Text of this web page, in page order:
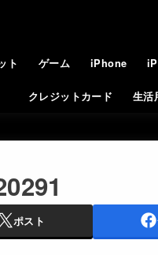
ト ゲーム iPhone
クレジットカード 生活
ポスト